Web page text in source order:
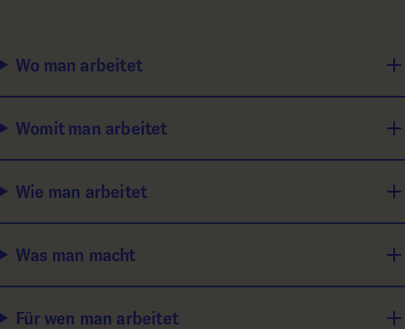
Wo man arbeitet
Womit man arbeitet
Wie man arbeitet
Was man macht
Für wen man arbeitet